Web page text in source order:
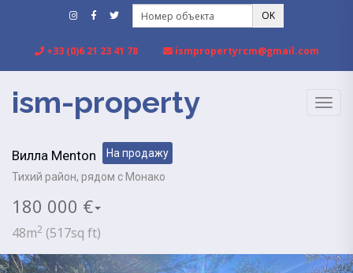
OK
+33 (0)6 21 23 41 78 ismpropertyrcm@gmail.com
ism-property
Вилла Menton
На продажу
Тихий район, рядом с Монако
180 000 €
48m2 (517sq ft)